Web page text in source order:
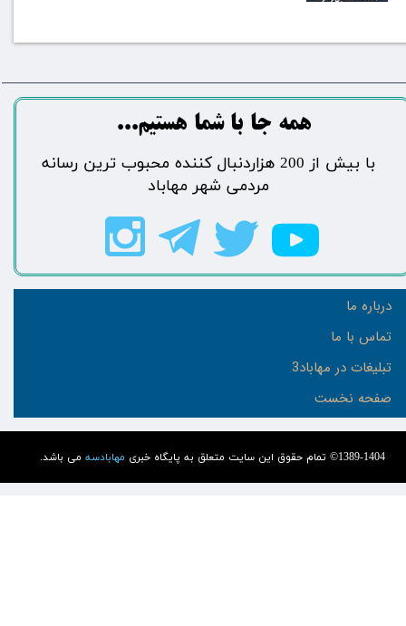
1389-1404© تمام حقوق این سایت متعلق به پایگاه خبری مهابادسه می باشد.
درباره ما
تماس با ما
تبلیغات در مهاباد3
صفحه نخست
​​​همه جا با شما هستیم...​​​​​​​​​​​​​​
​با بیش از 200 هزاردنبال کننده محبوب ترین رسانه
مردمی شهر مهاباد​​​​​​​​​​​​​​